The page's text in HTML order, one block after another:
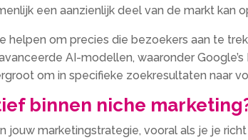
een aanzienlijk deel van de markt kan
om precies die bezoekers aan te
AI-modellen, waaronder Google’s
om in specifieke zoekresultaten naar
binnen niche
marketingstrategie, vooral als je je